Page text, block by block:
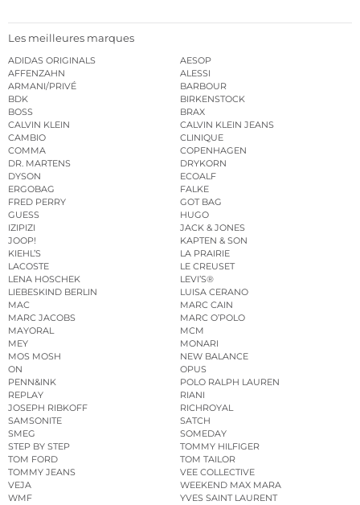
Les meilleures marques
ADIDAS ORIGINALS
AESOP
AFFENZAHN
ALESSI
ARMANI/PRIVÉ
BARBOUR
BDK
BIRKENSTOCK
BOSS
BRAX
CALVIN KLEIN
CALVIN KLEIN JEANS
CAMBIO
CLINIQUE
COMMA
COPENHAGEN
DR. MARTENS
DRYKORN
DYSON
ECOALF
ERGOBAG
FALKE
FRED PERRY
GOT BAG
GUESS
HUGO
IZIPIZI
JACK & JONES
JOOP!
KAPTEN & SON
KIEHL’S
LA PRAIRIE
LACOSTE
LE CREUSET
LENA HOSCHEK
LEVI’S®
LIEBESKIND BERLIN
LUISA CERANO
MAC
MARC CAIN
MARC JACOBS
MARC O’POLO
MAYORAL
MCM
MEY
MONARI
MOS MOSH
NEW BALANCE
ON
OPUS
PENN&INK
POLO RALPH LAUREN
REPLAY
RIANI
JOSEPH RIBKOFF
RICHROYAL
SAMSONITE
SATCH
SMEG
SOMEDAY
STEP BY STEP
TOMMY HILFIGER
TOM FORD
TOM TAILOR
TOMMY JEANS
VEE COLLECTIVE
VEJA
WEEKEND MAX MARA
WMF
YVES SAINT LAURENT